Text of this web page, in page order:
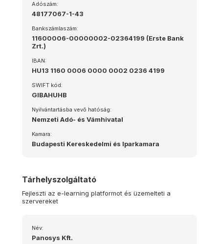
Adószám:
48177067-1-43
Bankszámlaszám:
11600006-00000002-02364199 (Erste Bank
Zrt.)
IBAN:
HU13 1160 0006 0000 0002 0236 4199
SWIFT kód:
GIBAHUHB
Nyilvántartásba vevő hatóság:
Nemzeti Adó- és Vámhivatal
Kamara:
Budapesti Kereskedelmi és Iparkamara
Tárhelyszolgáltató
Fejleszti az e-learning platformot és üzemelteti a
szervereket
Név:
Panosys Kft.